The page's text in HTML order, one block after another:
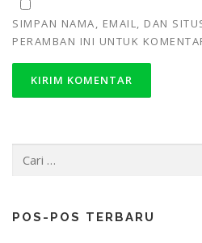
SIMPAN NAMA, EMAIL, DAN
PERAMBAN INI UNTUK
POS-POS TERBARU